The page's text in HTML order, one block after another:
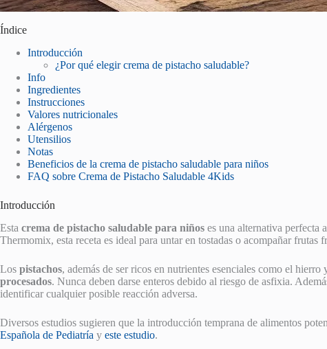
Índice
Introducción
¿Por qué elegir crema de pistacho saludable?
Info
Ingredientes
Instrucciones
Valores nutricionales
Alérgenos
Utensilios
Notas
Beneficios de la crema de pistacho saludable para niños
FAQ sobre Crema de Pistacho Saludable 4Kids
Introducción
Esta crema de pistacho saludable para niños es una alternativa perfecta
Thermomix, esta receta es ideal para untar en tostadas o acompañar
Los pistachos, además de ser ricos en nutrientes esenciales como el
procesados. Nunca deben darse enteros debido al riesgo de asfixia.
identificar cualquier posible reacción adversa.
Diversos estudios sugieren que la introducción temprana de alimentos
Española de Pediatría y este estudio.